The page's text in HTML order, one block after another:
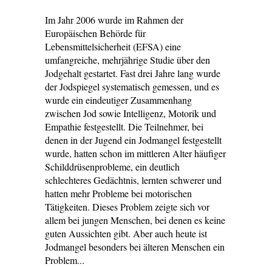
Im Jahr 2006 wurde im Rahmen der
Europäischen Behörde für
Lebensmittelsicherheit (EFSA) eine
umfangreiche, mehrjährige Studie über den
Jodgehalt gestartet. Fast drei Jahre lang wurde
der Jodspiegel systematisch gemessen, und es
wurde ein eindeutiger Zusammenhang
zwischen Jod sowie Intelligenz, Motorik und
Empathie festgestellt. Die Teilnehmer, bei
denen in der Jugend ein Jodmangel festgestellt
wurde, hatten schon im mittleren Alter häufiger
Schilddrüsenprobleme, ein deutlich
schlechteres Gedächtnis, lernten schwerer und
hatten mehr Probleme bei motorischen
Tätigkeiten. Dieses Problem zeigte sich vor
allem bei jungen Menschen, bei denen es keine
guten Aussichten gibt. Aber auch heute ist
Jodmangel besonders bei älteren Menschen ein
Problem...